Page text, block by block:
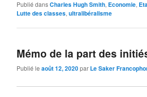
Publié dansCharles Hugh Smith, Economie,
Lutte des classes,ultralibéralisme
Mémo de la part des
Publié leaoût 12, 2020par Le Saker